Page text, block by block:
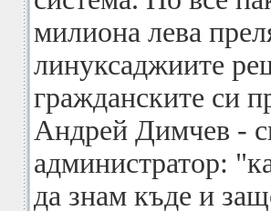
милиона лева
линуксаджиите
гражданските си
Андрей Димчев -
администратор:
да знам къде и